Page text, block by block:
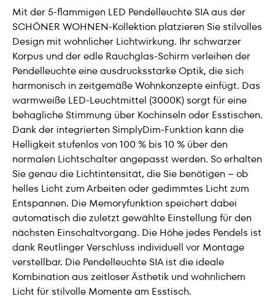
Mit der 5-flammigen LED Pendelleuchte SIA aus der
SCHÖNER WOHNEN-Kollektion platzieren Sie stilvolles
Design mit wohnlicher Lichtwirkung. Ihr schwarzer
Korpus und der edle Rauchglas-Schirm verleihen der
Pendelleuchte eine ausdrucksstarke Optik, die sich
harmonisch in zeitgemäße Wohnkonzepte einfügt. Das
warmweiße LED-Leuchtmittel (3000K) sorgt für eine
behagliche Stimmung über Kochinseln oder Esstischen.
Dank der integrierten SimplyDim-Funktion kann die
Helligkeit stufenlos von 100 % bis 10 % über den
normalen Lichtschalter angepasst werden. So erhalten
Sie genau die Lichtintensität, die Sie benötigen – ob
helles Licht zum Arbeiten oder gedimmtes Licht zum
Entspannen. Die Memoryfunktion speichert dabei
automatisch die zuletzt gewählte Einstellung für den
nächsten Einschaltvorgang. Die Höhe jedes Pendels ist
dank Reutlinger Verschluss individuell vor Montage
verstellbar. Die Pendelleuchte SIA ist die ideale
Kombination aus zeitloser Ästhetik und wohnlichem
Licht für stilvolle Momente am Esstisch.